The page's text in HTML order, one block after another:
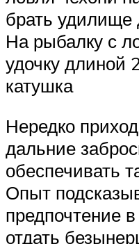
брать
На рыбалку с
удочку длиной
катушка
Нередко
дальние
обеспечивать
Опыт
предпочтение
отдать